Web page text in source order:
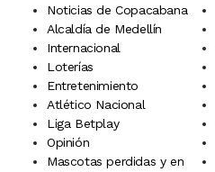
Noticias de Copacabana
Alcaldía de Medellín
Internacional
Loterías
Entretenimiento
Atlético Nacional
Liga Betplay
Opinión
Mascotas perdidas y en